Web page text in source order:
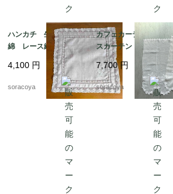
ハンカチ 生成り色木
綿 レース縁取り 白
糸刺繍 ティーナプキ
ン 19cld37
4,100 円
soracoya
カフェカーテン レー
スカーテン とんぼ刺
繍 ２枚組 12cleh22
7,700円
soracoya